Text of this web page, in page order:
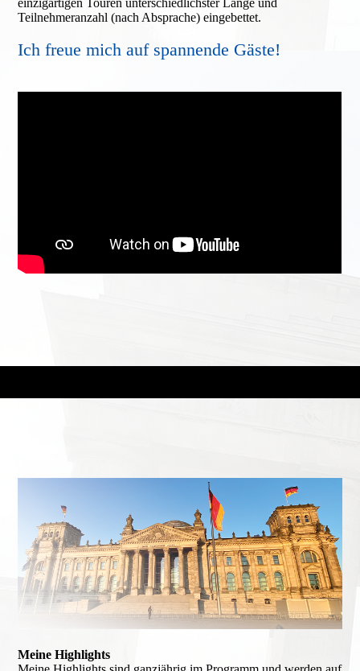
einzigartigen Touren unter­schied­lichster Länge und
Teilnehmeranzahl (nach Absprache) eingebettet.
Ich freue mich auf spannende Gäste!
Meine Highlights